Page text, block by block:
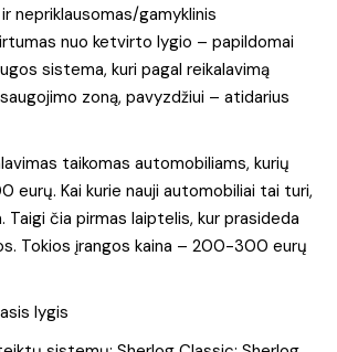
nepriklausomas/gamyklinis
nuo ketvirto lygio – papildomai
sistema, kuri pagal reikalavimą
zoną, pavyzdžiui – atidarius
taikomas automobiliams, kurių
eurų. Kai kurie nauji automobiliai tai turi,
Taigi čia pirmas laiptelis, kur prasideda
Tokios įrangos kaina – 200-300 eurų
lygis